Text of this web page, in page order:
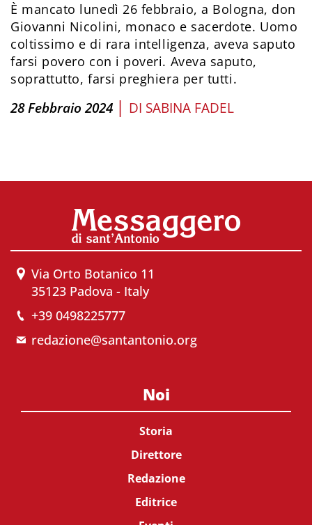
È mancato lunedì 26 febbraio, a Bologna, don
Giovanni Nicolini, monaco e sacerdote. Uomo
coltissimo e di rara intelligenza, aveva saputo
farsi povero con i poveri. Aveva saputo,
soprattutto, farsi preghiera per tutti.
28 Febbraio 2024 | DI SABINA FADEL
Via Orto Botanico 11
35123 Padova - Italy
+39 0498225777
redazione@santantonio.org
Noi
Storia
Direttore
Redazione
Editrice